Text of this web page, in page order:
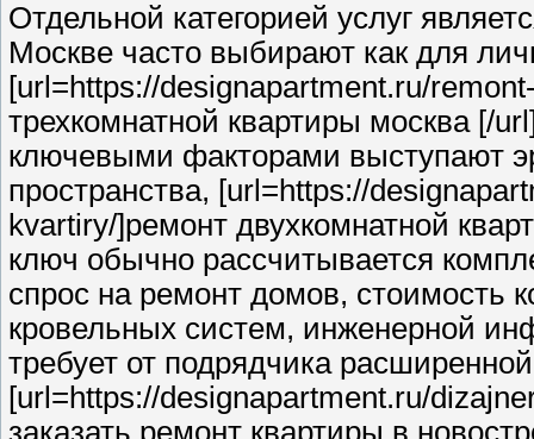
Отдельной категорией услуг
Москве часто выбирают как для
[url=https://designapartment.ru/
трехкомнатной квартиры москва [/
ключевыми факторами выступают
пространства, [url=https://
kvartiry/]ремонт двухкомнатной
ключ обычно рассчитывается
спрос на ремонт домов, стоимость
кровельных систем, инженерной
требует от подрядчика
[url=https://designapartment.ru/
заказать ремонт квартиры в